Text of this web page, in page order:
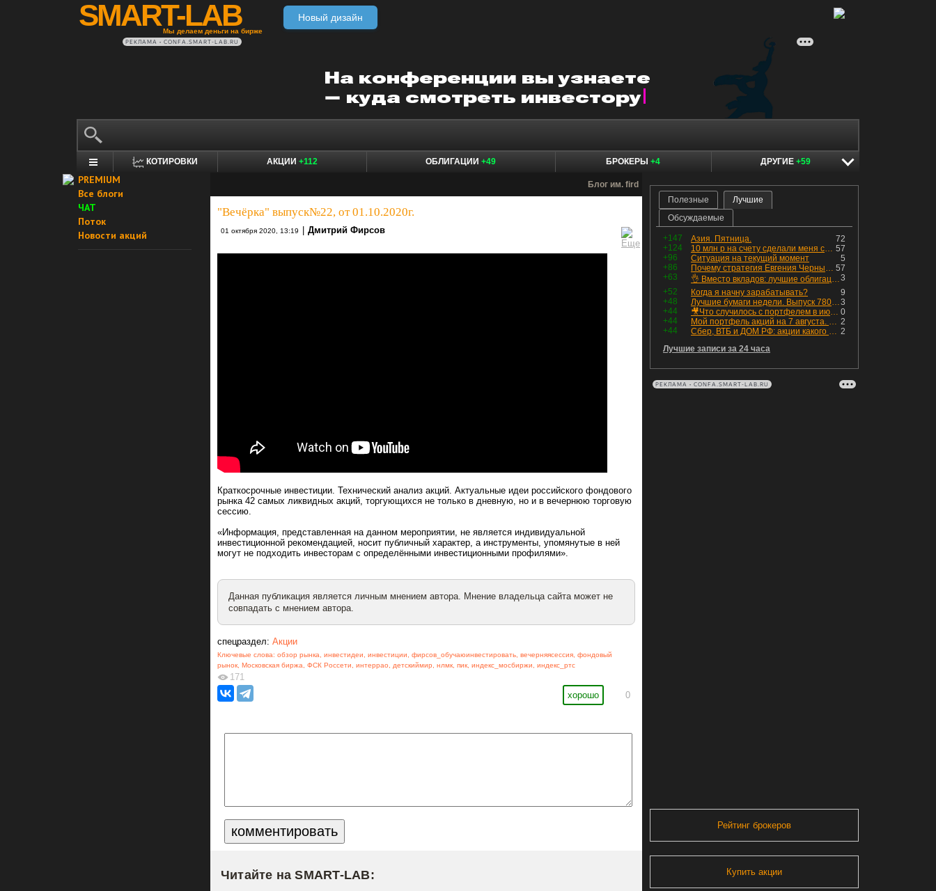
SMART-LAB
Мы делаем деньги на бирже
Новый дизайн
РЕКЛАМА • CONFA.SMART-LAB.RU
КОТИРОВКИ АКЦИИ +112 ОБЛИГАЦИИ +49 БРОКЕРЫ +4 ДРУГИЕ +59
PREMIUM
Все блоги
ЧАТ
Поток
Новости акций
Блог им. fird
"Вечёрка" выпуск№22, от 01.10.2020г.
01 октября 2020, 13:19 Дмитрий Фирсов
Краткосрочные инвестиции. Технический анализ акций. Актуальные идеи российского фондового
рынка 42 самых ликвидных акций, торгующихся не только в дневную, но и в вечернюю торговую
сессию.
«Информация, представленная на данном мероприятии, не является индивидуальной
инвестиционной рекомендацией, носит публичный характер, а инструменты, упомянутые в ней
могут не подходить инвесторам с определёнными инвестиционными профилями».
Данная публикация является личным мнением автора. Мнение владельца сайта может не
совпадать с мнением автора.
спецраздел: Акции
Ключевые слова: обзор рынка, инвестидеи, инвестиции, фирсов_обучаюинвестировать, вечерняясессия, фондовый
рынок, Московская биржа, ФСК Россети, интеррао, детскиймир, нлмк, пик, индекс_мосбиржи, индекс_ртс
171
хорошо
0
Читайте на SMART-LAB:
Полезные
Лучшие
Обсуждаемые
+147 72
Азия. Пятница.
+124
57
10 млн р на счету сделали меня счастливым? Ожидание vs Реальность!
+96
5
Ситуация на текущий момент
+86
57
Почему стратегия Евгения Черных приведет вас к убыткам в 2026 году
+63
3
👌 Вместо вкладов: лучшие облигации — только супер надёжные
+52
9
Когда я начну зарабатывать?
+48
3
Лучшие бумаги недели. Выпуск 780 – обновления для пятницы
+44
0
🎥Что случилось с портфелем в июле - честный разбор / Инвестировать Просто
+44
2
Мой портфель акций на 7 августа. Покупки активов и реинвестирование дивидендов. Создание пассивного дохода
+44
2
Сбер, ВТБ и ДОМ РФ: акции какого банка топ, а чьи акции 💩?
Лучшие записи за 24 часа
РЕКЛАМА • CONFA.SMART-LAB.RU
Рейтинг брокеров
Купить акции